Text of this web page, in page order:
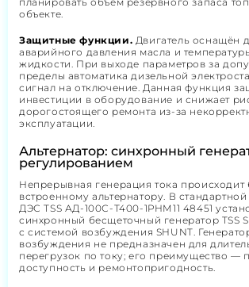
объекте.
Защитные функции. Двигатель оснащён
аварийного давления масла и
жидкости. При выходе параметров за
пределы автоматика дизельной
сигнал на отключение. Данная функция
инвестиции в оборудование и снижает
дорогостоящего ремонта из-за
эксплуатации.
Альтернатор: синхронный
регулированием
Непрерывная генерация тока происходит
встроенному альтернатору. В
ДЭС TSS АД-100С-Т400-1РНМ11 48451
синхронный бесщеточный генератор TSS
с системой возбуждения SHUNT.
возбуждения не предназначен для
перегрузок по току; его преимущество —
доступность и ремонтопригодность.